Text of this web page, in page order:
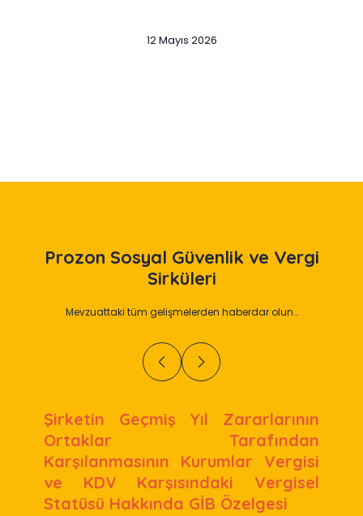
12 Mayıs 2026
Prozon Sosyal Güvenlik ve Vergi
Sirküleri
Mevzuattaki tüm gelişmelerden haberdar olun…
Şirketin Geçmiş Yıl Zararlarının
Ortaklar Tarafından
Karşılanmasının Kurumlar Vergisi
ve KDV Karşısındaki Vergisel
Statüsü Hakkında GİB Özelgesi